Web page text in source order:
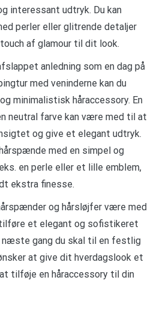
interessant udtryk. Du kan
perler eller glitrende detaljer
af glamour til dit look.
anledning som en dag på
med veninderne kan du
minimalistisk håraccessory. En
neutral farve kan være med til at
og give et elegant udtryk.
med en simpel og
en perle eller et lille emblem,
ekstra finesse.
og hårsløjfer være med
et elegant og sofistikeret
næste gang du skal til en festlig
at give dit hverdagslook et
tilføje en håraccessory til din